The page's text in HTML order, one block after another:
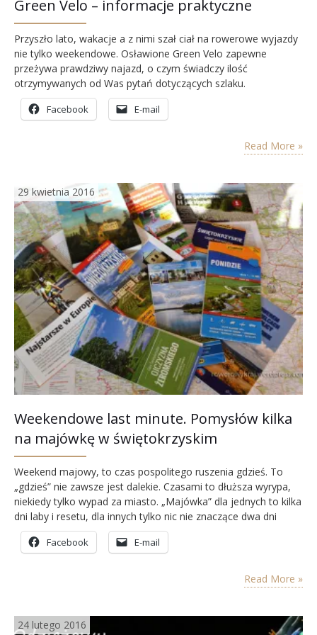
Green Velo – informacje praktyczne
Przyszło lato, wakacje a z nimi szał ciał na rowerowe wyjazdy
nie tylko weekendowe. Osławione Green Velo zapewne
przeżywa prawdziwy najazd, o czym świadczy ilość
otrzymywanych od Was pytań dotyczących szlaku.
Postanowiłam więc zebrać w jedno miejsce garść odpowiedzi
na zagwozdki, które najbardziej Was nurtują. Oczywiście
Facebook E-mail
Read More »
29 kwietnia 2016
Weekendowe last minute. Pomysłów kilka
na majówkę w świętokrzyskim
Weekend majowy, to czas pospolitego ruszenia gdzieś. To
„gdzieś” nie zawsze jest dalekie. Czasami to dłuższa wyrypa,
niekiedy tylko wypad za miasto. „Majówka” dla jednych to kilka
dni laby i resetu, dla innych tylko nic nie znaczące dwa dni
wolnego, które nie zawsze mają ochotę celebrować. Tak czy
siak, czerwona kartka w kalendarzu 1 i 3 maja zobowiązuje. I
Facebook E-mail
Read More »
24 lutego 2016